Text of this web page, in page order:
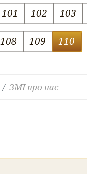
101 102 103
108 109 110
ЗМІ про нас